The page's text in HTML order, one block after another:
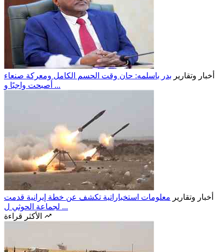
أخبار وتقارير بدر باسلمه: حان وقت الحسم الكامل ومعركة صنعاء
أصبحت واجبًا و ...
أخبار وتقارير معلومات استخباراتية تكشف عن خطة إيرانية قدمت
لجماعة الحوثي ل ...